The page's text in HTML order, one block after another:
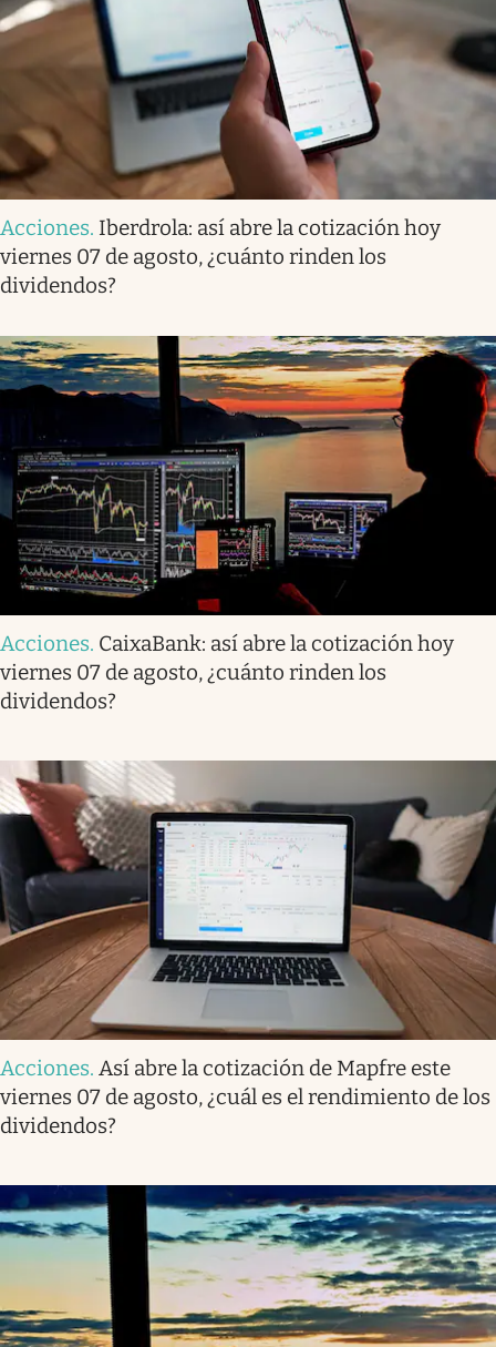
Acciones. Iberdrola: así abre la cotización hoy
viernes 07 de agosto, ¿cuánto rinden los
dividendos?
Acciones. CaixaBank: así abre la cotización hoy
viernes 07 de agosto, ¿cuánto rinden los
dividendos?
Acciones. Así abre la cotización de Mapfre este
viernes 07 de agosto, ¿cuál es el rendimiento de los
dividendos?